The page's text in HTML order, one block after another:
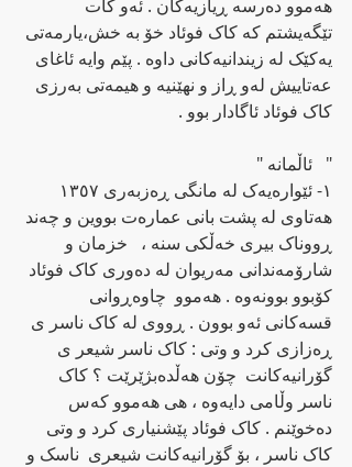
هه‌موو ده‌رسه‌ ڕیازیه‌کان . ئه‌و کات
تێگه‌یشتم که‌ کاک فوئاد خۆ به خش،یارمه‌تی
یه‌کێک له‌ زیندانیه‌کانی داوه‌ . پێم وایه‌ ئاغای
عه‌تاییش له‌و ڕاز و نهێنیه‌ و هیمه‌تی به‌رزی
کاک فوئاد ئاگادار بوو .
"   ئاڵمانه‌ "
هه‌تاوی له‌ پشت بانی عماره‌ت بووین و چه‌ند
ڕووناک بیری خه‌ڵکی سنه‌ ،   خزمان و
شارۆمه‌ندانی مه‌ریوان له‌ ده‌وری کاک فوئاد
کۆبوو بوونه‌وه‌ . هه‌موو  چاوه‌ڕوانی
قسه‌کانی ئه‌و بوون . ڕووی له‌ کاک ناسر ی
ڕه‌زازی کرد و وتی : کاک ناسر شیعر ی
گۆرانیه‌کانت  چۆن هه‌ڵده‌بژێرێت ؟ کاک
ناسر وڵامی دایه‌وه‌ ، هی هه‌موو که‌س
ده‌خوێنم . کاک فوئاد پێشنیاری کرد و وتی
کاک ناسر ، بۆ گۆرانیه‌کانت شیعری  ناسک و